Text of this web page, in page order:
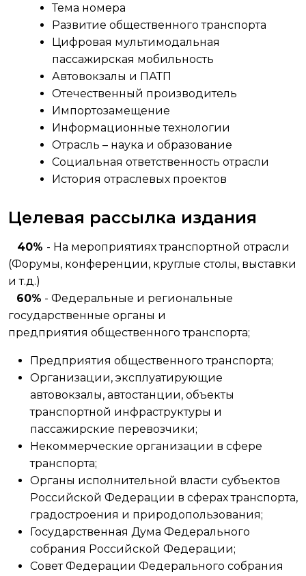
Тема номера
Развитие общественного транспорта
Цифровая мультимодальная
пассажирская мобильность
Автовокзалы и ПАТП
Отечественный производитель
Импортозамещение
Информационные технологии
Отрасль – наука и образование
Социальная ответственность отрасли
История отраслевых проектов
Целевая рассылка издания
40% - На мероприятиях транспортной отрасли
(Форумы, конференции, круглые столы, выставки
и т.д.)
60% - Федеральные и региональные
государственные органы и
предприятия общественного транспорта;
Предприятия общественного транспорта;
Организации, эксплуатирующие
автовокзалы, автостанции, объекты
транспортной инфраструктуры и
пассажирские перевозчики;
Некоммерческие организации в сфере
транспорта;
Органы исполнительной власти субъектов
Российской Федерации в сферах транспорта,
градостроения и природопользования;
Государственная Дума Федерального
собрания Российской Федерации;
Совет Федерации Федерального собрания